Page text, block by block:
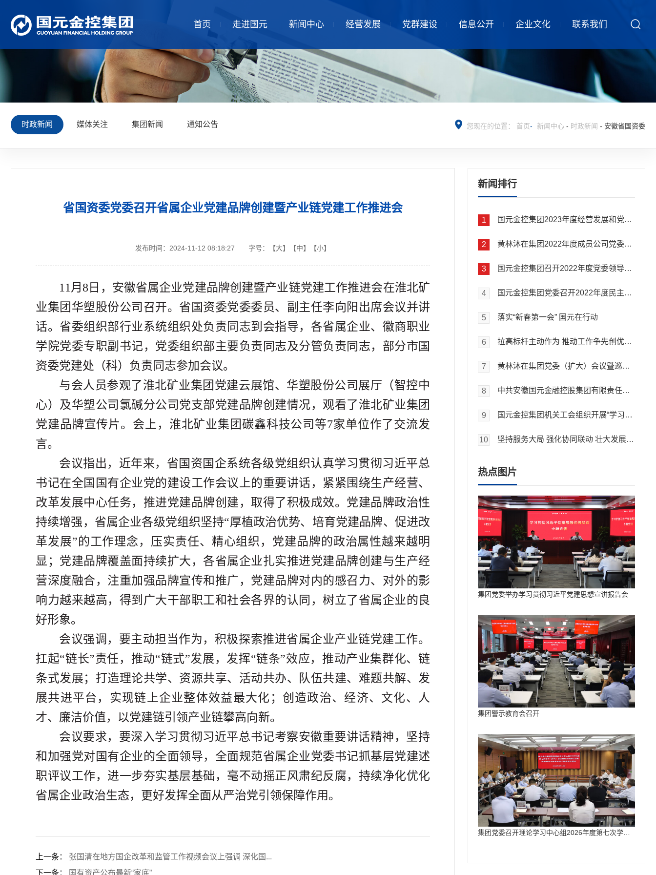
首页 走进国元 新闻中心 经营发展 党群建设 信息公开 企业文化 联系我们
您现在的位置： 首页- 新闻中心 - 时政新闻 - 安徽省国资委
时政新闻 媒体关注 集团新闻 通知公告
省国资委党委召开省属企业党建品牌创建暨产业链党建工作推进会
发布时间：2024-11-12 08:18:27 字号： 【大】 【中】 【小】
11月8日，安徽省属企业党建品牌创建暨产业链党建工作推进会在淮北矿
业集团华塑股份公司召开。省国资委党委委员、副主任李向阳出席会议并讲
话。省委组织部行业系统组织处负责同志到会指导，各省属企业、徽商职业
学院党委专职副书记，党委组织部主要负责同志及分管负责同志，部分市国
资委党建处（科）负责同志参加会议。
与会人员参观了淮北矿业集团党建云展馆、华塑股份公司展厅（智控中
心）及华塑公司氯碱分公司党支部党建品牌创建情况，观看了淮北矿业集团
党建品牌宣传片。会上，淮北矿业集团碳鑫科技公司等7家单位作了交流发
言。
会议指出，近年来，省国资国企系统各级党组织认真学习贯彻习近平总
书记在全国国有企业党的建设工作会议上的重要讲话，紧紧围绕生产经营、
改革发展中心任务，推进党建品牌创建，取得了积极成效。党建品牌政治性
持续增强，省属企业各级党组织坚持“厚植政治优势、培育党建品牌、促进改
革发展”的工作理念，压实责任、精心组织，党建品牌的政治属性越来越明
显；党建品牌覆盖面持续扩大，各省属企业扎实推进党建品牌创建与生产经
营深度融合，注重加强品牌宣传和推广，党建品牌对内的感召力、对外的影
响力越来越高，得到广大干部职工和社会各界的认同，树立了省属企业的良
好形象。
会议强调，要主动担当作为，积极探索推进省属企业产业链党建工作。
扛起“链长”责任，推动“链式”发展，发挥“链条”效应，推动产业集群化、链
条式发展；打造理论共学、资源共享、活动共办、队伍共建、难题共解、发
展共进平台，实现链上企业整体效益最大化；创造政治、经济、文化、人
才、廉洁价值，以党建链引领产业链攀高向新。
会议要求，要深入学习贯彻习近平总书记考察安徽重要讲话精神，坚持
和加强党对国有企业的全面领导，全面规范省属企业党委书记抓基层党建述
职评议工作，进一步夯实基层基础，毫不动摇正风肃纪反腐，持续净化优化
省属企业政治生态，更好发挥全面从严治党引领保障作用。
上一条：
张国清在地方国企改革和监管工作视频会议上强调 深化国...
下一条：
国有资产公布最新“家底”
新闻排行
1 国元金控集团2023年度经营发展和党的建设暨党风廉政建设和反腐败工作会议强调全力拼经营 聚力强党建团结奋斗不断开创国元高质量发展新局面黄林沐主持会议并讲话
2 黄林沐在集团2022年度成员公司党委及集团机关党委书记 抓党的建设述职评议会议上强调 深入贯彻全面从严治党部署要求有力有效引领保障集团高质量发展
3 国元金控集团召开2022年度党委领导班子成员民主生活会黄林沐主持并作总结讲话 段海到会指导
4 国元金控集团党委召开2022年度民主生活会会前专题学习暨理论学习中心组学习（扩大）会议黄林沐主持会议并讲话
5 落实“新春第一会” 国元在行动
6 拉高标杆主动作为 推动工作争先创优安徽“新春第一会”点名表扬国元
7 黄林沐在集团党委（扩大）会议暨巡视整改领导小组第八次会议上强调深入学习贯彻中央及省委经济工作会议精神以高质量党建引领保障集团高质量发展
8 中共安徽国元金融控股集团有限责任公司委员会关于巡视整改进展情况的通报
9 国元金控集团机关工会组织开展“学习二十大、永远跟党走、奋进新征程”健步行活动
10 坚持服务大局 强化协同联动 壮大发展动能国元金控集团召开新骨干业务板块国元资本成立大会方旭讲话
热点图片
集团党委举办学习贯彻习近平党建思想宣讲报告会
集团警示教育会召开
集团党委召开理论学习中心组2026年度第七次学习（扩大）会议把学习教育成果精准转化为国元高质量发展成效